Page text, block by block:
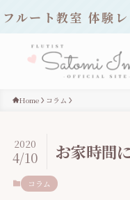
フルート教室 体験
Home コラム
お家時間
2020
4/10
コラム